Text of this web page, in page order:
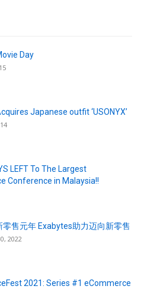
Day
Japanese outfit ‘USONYX’
LEFT To The Largest
Conference in Malaysia!!
售元年 Exabytes助力迈向新零售
2022
2021: Series #1 eCommerce